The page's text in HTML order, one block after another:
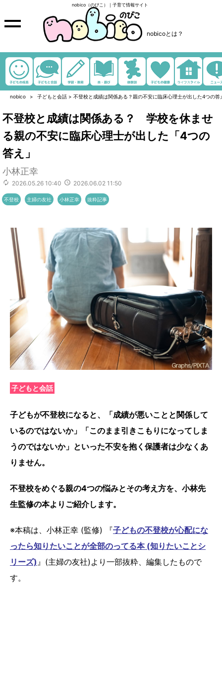
nobico（のびこ）｜子育て情報サイト
nobicoとは？
nobico 子どもと会話 > 不登校と成績は関係ある？親の不安に臨床心理士が出した4つの答
不登校と成績は関係ある？ 学校を休ませ
る親の不安に臨床心理士が出した「4つの
答え」
小林正幸
2026.05.26 10:40 2026.06.02 11:50
不登校 主婦の友社 小林正幸 抜粋記事
子どもと会話
子どもが不登校になると、「成績が悪いことと関係して
いるのではないか」「このまま引きこもりになってしま
うのではないか」といった不安を抱く保護者は少なくあ
りません。
不登校をめぐる親の4つの悩みとその考え方を、小林先
生監修の本より ご紹介します。
※本稿は、小林正幸 (監修) 『子どもの不登校が心配にな
ったら知りたいことが全部のってる本 (知りたいことシ
リーズ) 』(主婦の友社)より一部抜粋、編集したもので
す。